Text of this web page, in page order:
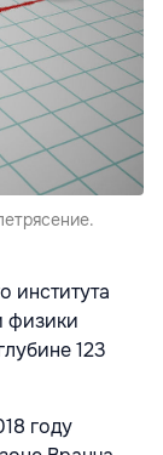
института
физики
123
году